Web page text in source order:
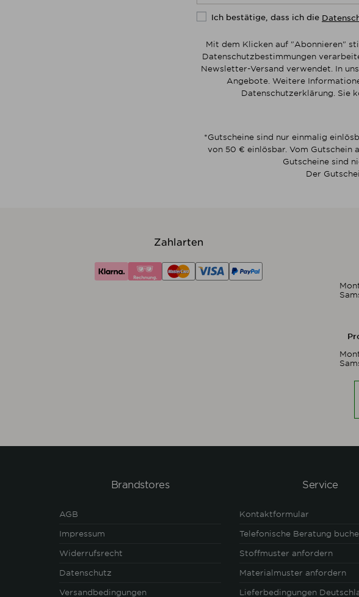
Ich bestätige, dass ich die
Mit dem Klicken auf "Abonnieren"
Datenschutzbestimmungen
Newsletter-Versand verwendet. In
Angebote. Weitere
Datenschutzerklärung. Sie
*Gutscheine sind nur einmalig
von 50 € einlösbar. Vom Gutschein
Gutscheine sind
Der
Zahlarten
Brandstores
AGB
Impressum
Widerrufsrecht
Datenschutz
Versandbedingungen
Service
Kontaktformular
Telefonische Beratung
Stoffmuster anfordern
Materialmuster anfordern
Lieferbedingungen